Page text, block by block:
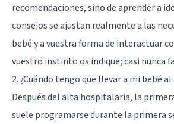
recomendaciones, sino de aprender a
consejos se ajustan realmente a las
bebé y a vuestra forma de interactuar
vuestro instinto os indique; casi nunca
2. ¿Cuándo tengo que llevar a mi bebé
Después del alta hospitalaria, la
suele programarse durante la primera